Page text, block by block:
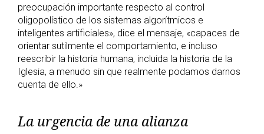
preocupación importante respecto al control
oligopolístico de los sistemas algorítmicos e
inteligentes artificiales», dice el mensaje, «capaces de
orientar sutilmente el comportamiento, e incluso
reescribir la historia humana, incluida la historia de la
Iglesia, a menudo sin que realmente podamos darnos
cuenta de ello.»
La urgencia de una alianza